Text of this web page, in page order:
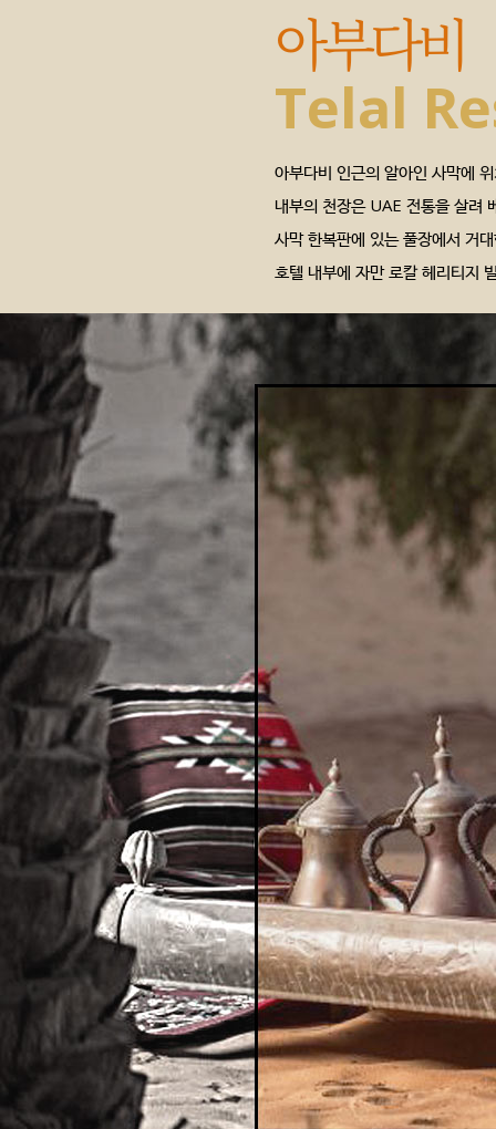
아부다비
Telal
아부다비 인근의 알아인 사막에
내부의 천장은 UAE 전통을 살려
사막 한복판에 있는 풀장에서 거
호텔 내부에 자만 로칼 헤리티지